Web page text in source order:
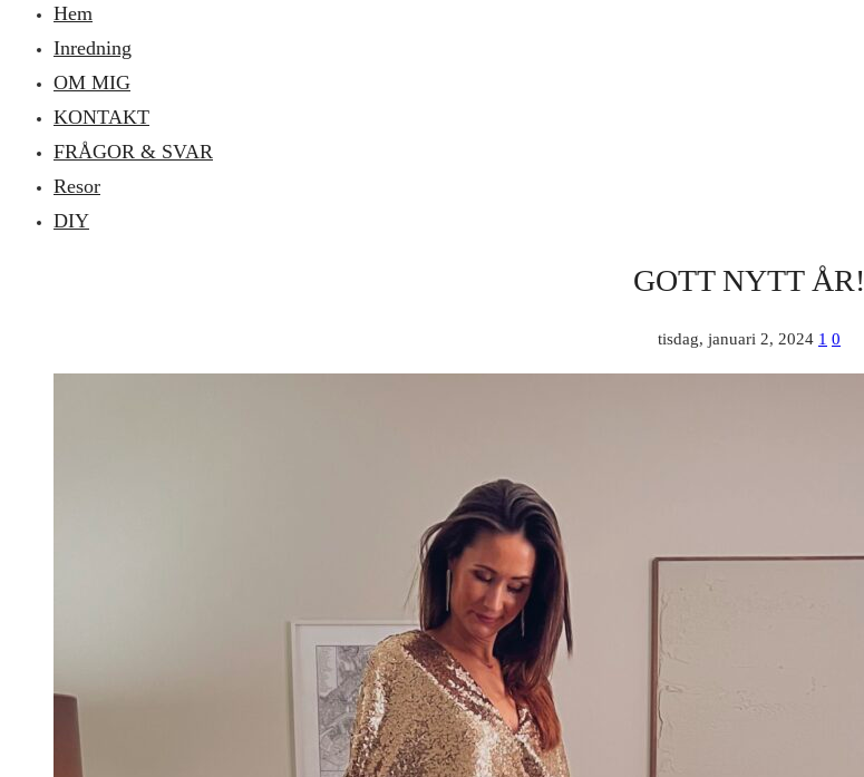
Hem
Inredning
OM MIG
KONTAKT
FRÅGOR & SVAR
Resor
DIY
GOTT NYTT ÅR!
tisdag, januari 2, 2024 1 0